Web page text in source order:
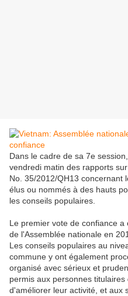
Dans le cadre de sa 7e
vendredi matin des rapports
No. 35/2012/QH13 concernant
élus ou nommés à des hauts
les conseils populaires.
Le premier vote de confiance
de l'Assemblée nationale en
Les conseils populaires au
commune y ont également
organisé avec sérieux et
permis aux personnes
d'améliorer leur activité, et aux